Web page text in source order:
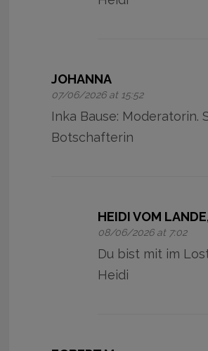
JOHANNA
07/06/2026 at 15:52
Inka Bause: Moderatorin.
Botschafterin
HEIDI VOM
08/06/2026 at 7:02
Du bist mit im
Heidi